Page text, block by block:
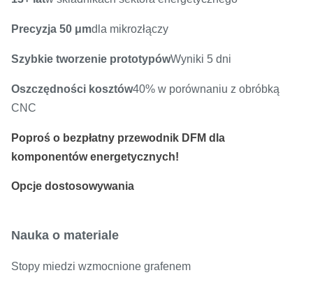
Precyzja 50 μmdla mikrozłączy
Szybkie tworzenie prototypówWyniki 5 dni
Oszczędności kosztów40% w porównaniu z obróbką
CNC
Poproś o bezpłatny przewodnik DFM dla
komponentów energetycznych!
Opcje dostosowywania
Nauka o materiale
Stopy miedzi wzmocnione grafenem